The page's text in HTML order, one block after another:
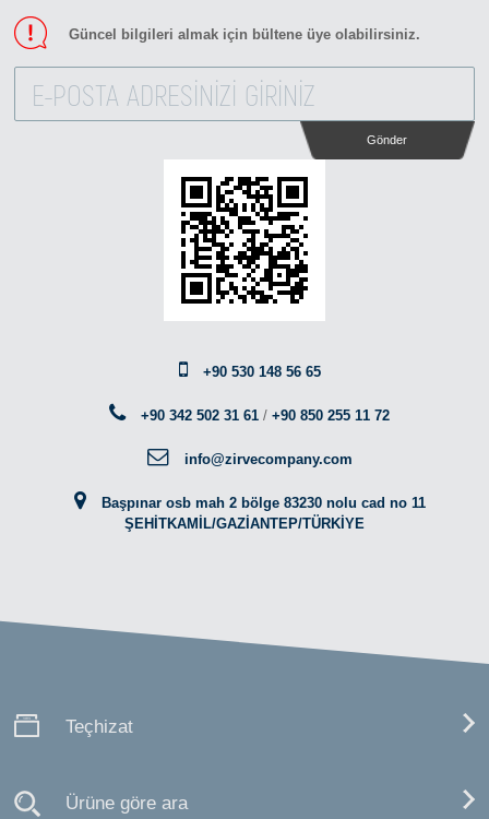
Güncel bilgileri almak için bültene üye olabilirsiniz.
Gönder
+90 530 148 56 65
+90 342 502 31 61 /+90 850 255 11 72
info@zirvecompany.com
Başpınar osb mah 2 bölge 83230 nolu cad no 11
ŞEHİTKAMİL/GAZİANTEP/TÜRKİYE
Teçhizat
Ürüne göre ara